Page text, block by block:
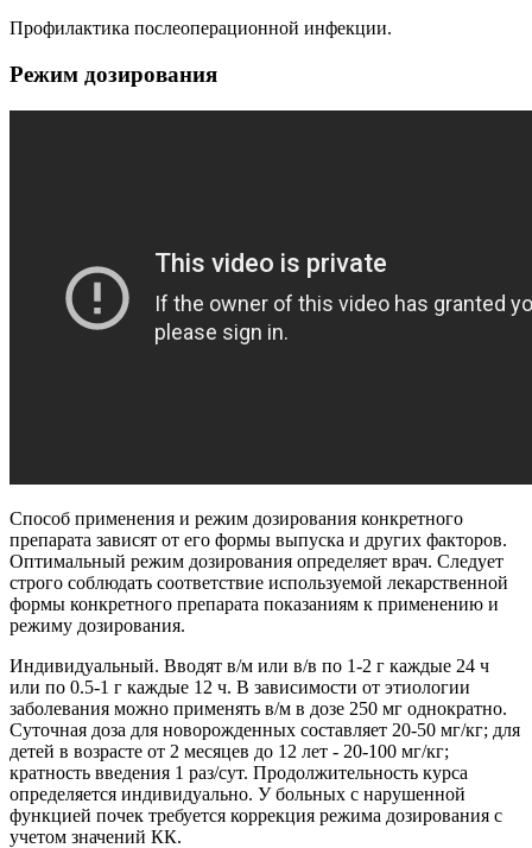
Профилактика послеоперационной инфекции.
Режим дозирования
Способ применения и режим дозирования конкретного
препарата зависят от его формы выпуска и других факторов.
Оптимальный режим дозирования определяет врач. Следует
строго соблюдать соответствие используемой лекарственной
формы конкретного препарата показаниям к применению и
режиму дозирования.
Индивидуальный. Вводят в/м или в/в по 1-2 г каждые 24 ч
или по 0.5-1 г каждые 12 ч. В зависимости от этиологии
заболевания можно применять в/м в дозе 250 мг однократно.
Суточная доза для новорожденных составляет 20-50 мг/кг; для
детей в возрасте от 2 месяцев до 12 лет - 20-100 мг/кг;
кратность введения 1 раз/сут. Продолжительность курса
определяется индивидуально. У больных с нарушенной
функцией почек требуется коррекция режима дозирования с
учетом значений КК.